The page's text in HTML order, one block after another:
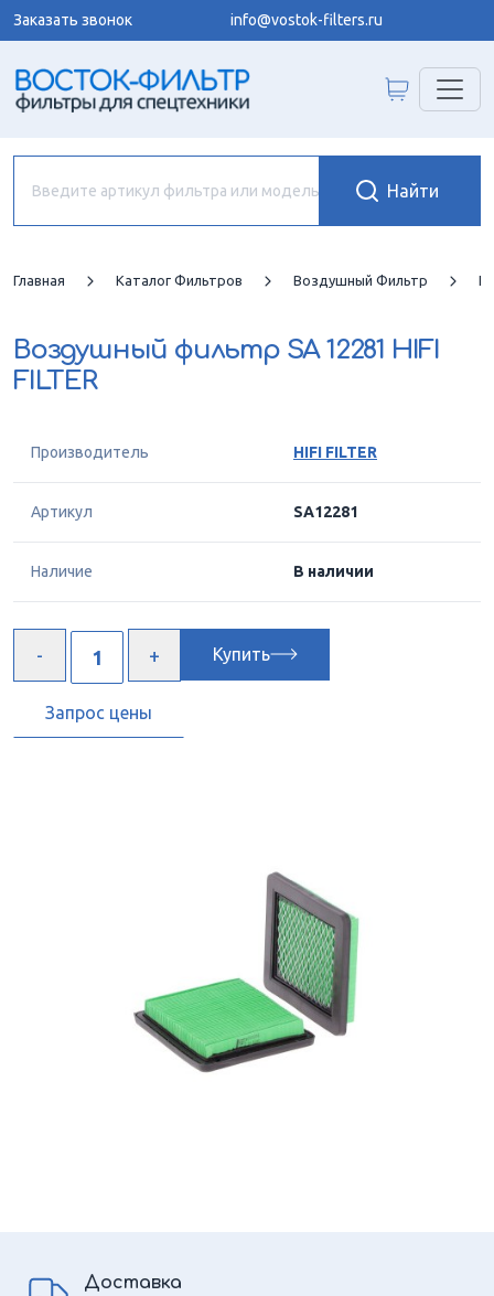
Заказать звонок info@vostok-filters.ru
Главная Каталог Фильтров Воздушный Фильтр
Воздушный фильтр SA 12281 HIFI
FILTER
Производитель HIFI FILTER
Артикул SA12281
Наличие В наличии
Купить
Запрос цены
Доставка